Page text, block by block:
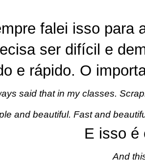
falei isso para
ser difícil e
e rápido. O
said that in my classes.
and beautiful. Fast and
E isso é
And